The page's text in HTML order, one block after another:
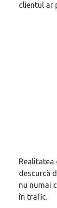
clientul ar
Realitatea
descurcă
nu numai
în trafic.